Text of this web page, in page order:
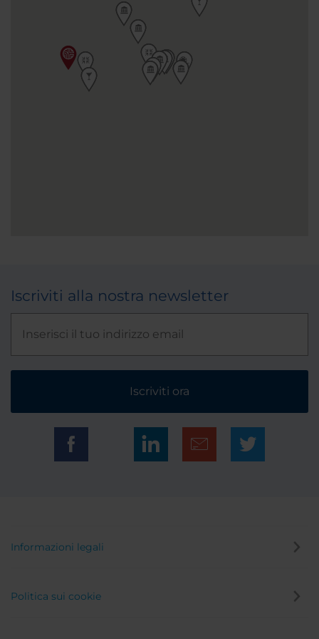
Iscriviti alla nostra newsletter
Iscriviti ora
Informazioni legali
Politica sui cookie